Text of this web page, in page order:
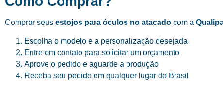
Comprar seus estojos para óculos no atacado com a
Escolha o modelo e a personalização desejada
Entre em contato para solicitar um orçamento
Aprove o pedido e aguarde a produção
Receba seu pedido em qualquer lugar do Brasil